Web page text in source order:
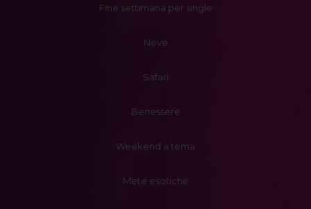
Fine settimana per single
Neve
Safari
Benessere
Weekend a tema
Mete esotiche